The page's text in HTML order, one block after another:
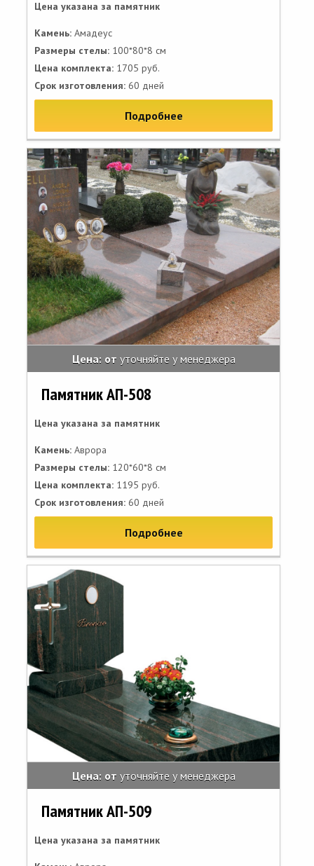
Цена указана за памятник
Камень: Амадеус
Размеры стелы: 100*80*8 см
Цена комплекта: 1705 руб.
Срок изготовления: 60 дней
Подробнее
Цена: от уточняйте у менеджера
Памятник АП-508
Цена указана за памятник
Камень: Аврора
Размеры стелы: 120*60*8 см
Цена комплекта: 1195 руб.
Срок изготовления: 60 дней
Подробнее
Цена: от уточняйте у менеджера
Памятник АП-509
Цена указана за памятник